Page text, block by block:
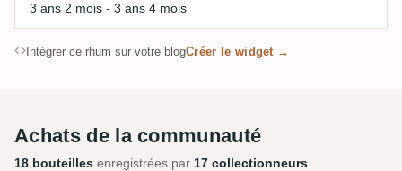
3 ans 2 mois - 3 ans 4 mois
Intégrer ce rhum sur votre blogCréer le widget →
Achats de la communauté
18 bouteilles enregistrées par 17 collectionneurs